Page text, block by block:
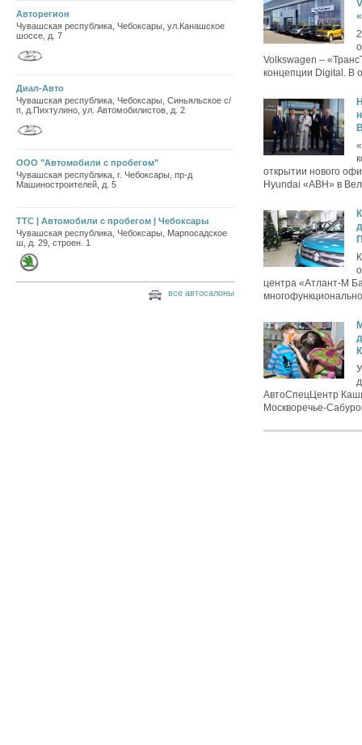
Авторегион
Чувашская республика, Чебоксары, ул.Канашское
шоссе, д. 7
Диал-Авто
Чувашская республика, Чебоксары, Синьяльское с/
п, д.Пихтулино, ул. Автомобилистов, д. 2
ООО "Автомобили с пробегом"
Чувашская республика, г. Чебоксары, пр-д
Машиностроителей, д. 5
ТТС | Автомобили с пробегом | Чебоксары
Чувашская республика, Чебоксары, Марпосадское
ш, д. 29, строен. 1
все автосалоны
Volkswagen –
концепции Digital. В
открытии нового
Hyundai «АВН» в
центра «Атлант-М
АвтоСпецЦентр
Москворечье-